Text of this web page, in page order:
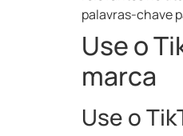
palavras-chave
Use o
marca
Use o